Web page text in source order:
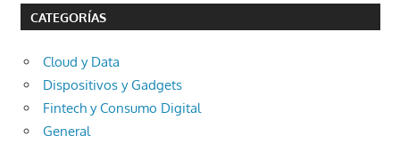
CATEGORÍAS
Cloud y Data
Dispositivos y Gadgets
Fintech y Consumo Digital
General